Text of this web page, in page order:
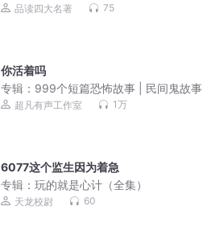
品读四大名著 75
你活着吗
专辑： 999个短篇恐怖故事 | 民间鬼故事
超凡有声工作室 1万
6077这个监生因为着急
专辑：玩的就是心计（全集）
天龙校尉 60